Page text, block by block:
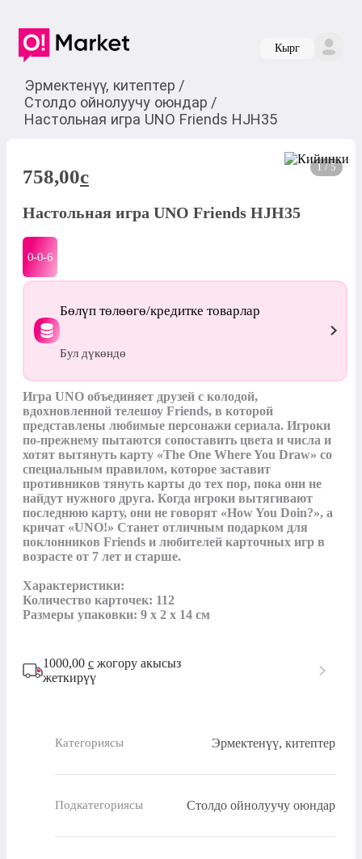
Кырг
Эрмектенүү, китептер /
Столдо ойнолуучу оюндар /
Настольная игра UNO Friends HJH35
1 / 5
758,00c
Настольная игра UNO Friends HJH35
0-0-6
Бөлүп төлөөгө/кредитке товарлар
Бул дүкөндө
Игра UNO объединяет друзей с колодой,
вдохновленной телешоу Friends, в которой
представлены любимые персонажи сериала. Игроки
по-прежнему пытаются сопоставить цвета и числа и
хотят вытянуть карту «The One Where You Draw» со
специальным правилом, которое заставит
противников тянуть карты до тех пор, пока они не
найдут нужного друга. Когда игроки вытягивают
последнюю карту, они не говорят «How You Doin?», а
кричат «UNO!» Станет отличным подарком для
поклонников Friends и любителей карточных игр в
возрасте от 7 лет и старше.
Характеристики:
Количество карточек: 112
Размеры упаковки: 9 х 2 х 14 см
1000,00 с жогору акысыз
жеткирүү
Категориясы Эрмектенүү, китептер
Подкатегориясы Столдо ойнолуучу оюндар